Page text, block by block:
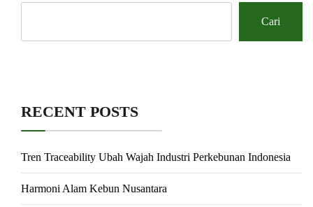
Cari
RECENT POSTS
Tren Traceability Ubah Wajah Industri Perkebunan Indonesia
Harmoni Alam Kebun Nusantara